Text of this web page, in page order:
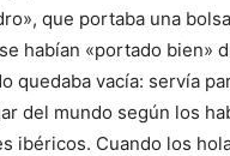
que portaba una
habían «portado bien»
quedaba vacía: servía
del mundo según los
ibéricos. Cuando los